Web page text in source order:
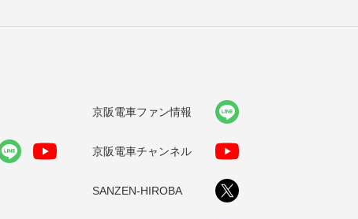
京阪電車ファン情報
京阪電車チャンネル
SANZEN-HIROBA